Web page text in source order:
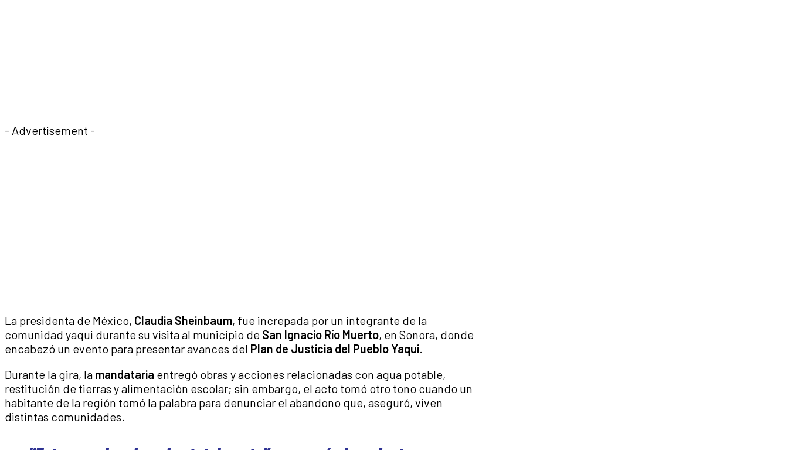
- Advertisement -
La presidenta de México, Claudia Sheinbaum, fue increpada por un integrante de la
comunidad yaqui durante su visita al municipio de San Ignacio Río Muerto, en Sonora, donde
encabezó un evento para presentar avances del Plan de Justicia del Pueblo Yaqui.
Durante la gira, la mandataria entregó obras y acciones relacionadas con agua potable,
restitución de tierras y alimentación escolar; sin embargo, el acto tomó otro tono cuando un
habitante de la región tomó la palabra para denunciar el abandono que, aseguró, viven
distintas comunidades.